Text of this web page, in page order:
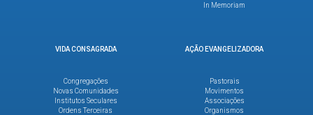
In Memoriam
VIDA CONSAGRADA
Congregações
Novas Comunidades
Institutos Seculares
Ordens Terceiras
AÇÃO EVANGELIZADORA
Pastorais
Movimentos
Associações
Organismos